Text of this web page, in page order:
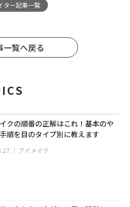
ター記事一覧
一覧へ戻る
クの順番の正解はこれ！基本のや
順を目のタイプ別に教えます
アイメイク